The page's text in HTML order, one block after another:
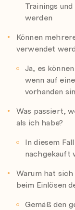
Trainings
werden
Können
verwendet
Ja, es
wenn auf
vorhanden
Was passiert,
als ich habe?
In diesem
nachgekauft
Warum hat
beim Einlösen
Gemäß den